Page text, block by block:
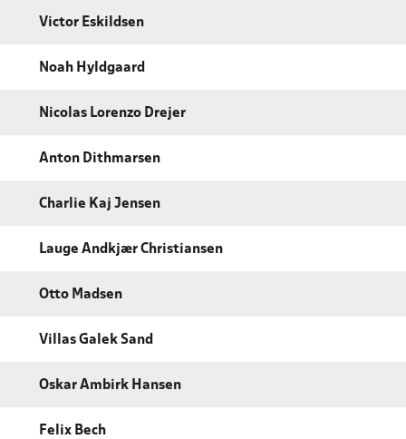
Victor Eskildsen
Noah Hyldgaard
Nicolas Lorenzo Drejer
Anton Dithmarsen
Charlie Kaj Jensen
Lauge Andkjær Christiansen
Otto Madsen
Villas Galek Sand
Oskar Ambirk Hansen
Felix Bech